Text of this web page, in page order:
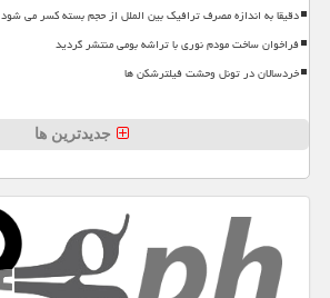
دقیقا به اندازه مصرف ترافیک بین الملل از حجم بسته کسر می شود
فراخوان ساخت مودم نوری با تراشه بومی منتشر گردید
خردسالان در تونل وحشت فیلترشکن ها
جدیدترین ها